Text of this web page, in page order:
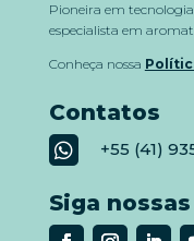
Pioneira em
especialista em
Conheça nossa
Contatos
 +55 (41)
Siga